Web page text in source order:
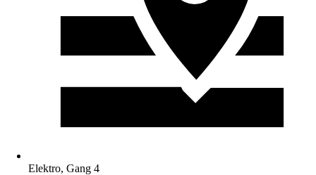
Elektro, Gang 4